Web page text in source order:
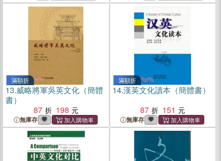
滿額折
13.威略將軍吳英文化（簡體
書）
87
198
無庫存
滿額折
14.漢英文化讀本（簡體書）
87
151
無庫存